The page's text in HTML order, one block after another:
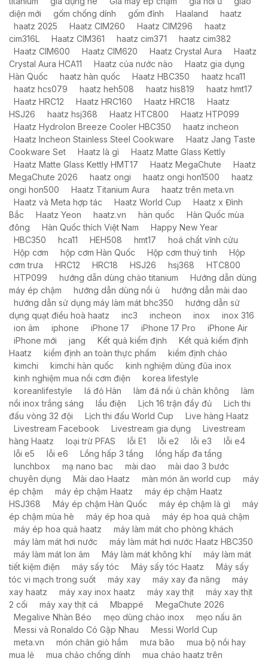
diện mới
gốm chống dính gốm đỉnh Haaland
haatz
haatz 2025
Haatz CIM260 Haatz CIM296
haatz
cim316L
Haatz CIM361 haatz cim371
haatz cim382
Haatz CIM600
Haatz CIM620 Haatz Crystal Aura
Haatz
Crystal Aura HCA11
Haatz của nước nào
Haatz gia dụng
Hàn Quốc
haatz hàn quốc Haatz HBC350
haatz hca11
haatz hcs079
haatz heh508 haatz his819
haatz hmt17
Haatz HRC12
Haatz HRC160 Haatz HRC18
Haatz
HSJ26
haatz hsj368 Haatz HTC800
Haatz HTP099
Haatz HydroIon Breeze Cooler HBC350
haatz incheon
Haatz Incheon Stainless Steel Cookware
Haatz Jang Taste
Cookware Set
Haatz là gì
Haatz Matte Glass Kettly
Haatz Matte Glass Kettly HMT17
Haatz MegaChute
Haatz
MegaChute 2026
haatz ongi haatz ongi hon1500
haatz
ongi hon500
Haatz Titanium Aura
haatz trên meta.vn
Haatz và Meta hợp tác
Haatz World Cup
Haatz x Đình
Bắc
Haatz Yeon haatz.vn hàn quốc
Hàn Quốc mùa
đông
Hàn Quốc thích Việt Nam
Happy New Year
HBC350
hca11 HEH508 hmt17
hoá chất vĩnh cửu
Hộp cơm
hộp cơm Hàn Quốc Hộp cơm thuỷ tinh
Hộp
cơm trưa
HRC12 HRC18 HSJ26 hsj368
HTC800
HTP099
hướng dẫn dùng chảo titanium
Hướng dẫn dùng
máy ép chậm
hướng dẫn dùng nồi ủ
hướng dẫn mài dao
hướng dẫn sử dụng máy làm mát bhc350
hướng dẫn sử
dụng quạt điều hoà haatz
inc3 incheon inox
inox 316
ion âm
iphone iPhone 17 iPhone 17 Pro
iPhone Air
iPhone mới
jang Kết quả kiểm định
Kết quả kiểm định
Haatz
kiểm định an toàn thực phẩm
kiểm định chảo
kimchi
kimchi hàn quốc
kinh nghiệm dùng đũa inox
kinh nghiệm mua nồi cơm điện
korea lifestyle
koreanlifestyle
lá đỏ Hàn làm đá nồi ủ chân không
làm
nồi inox trắng sáng
lẩu điện Lịch 16 trận đầy đủ
Lich thi
đấu vòng 32 đội
Lịch thi đấu World Cup
Live hàng Haatz
Livestream Facebook
Livestream gia dụng
Livestream
hàng Haatz
loại trừ PFAS lỗi E1 lỗi e2 lỗi e3
lỗi e4
lỗi e5
lỗi e6 Lồng hấp 3 tầng
lồng hấp đa tầng
lunchbox
mạ nano bac mài dao
mài dao 3 bước
chuyên dụng
Mài dao Haatz màn món ăn world cup
máy
ép chậm
máy ép chậm Haatz
máy ép chậm Haatz
HSJ368
Máy ép chậm Hàn Quốc máy ép chậm là gì
máy
ép chậm mùa hè
máy ép hoa quả
máy ép hoa quả chậm
máy ép hoa quả haatz
máy làm mát cho phòng khách
máy làm mát hơi nước
máy làm mát hơi nước Haatz HBC350
máy làm mát Ion âm
Máy làm mát không khí
máy làm mát
tiết kiệm điện
máy sấy tóc Máy sấy tóc Haatz
Máy sấy
tóc vi mạch trong suốt
máy xay máy xay đa năng
máy
xay haatz
máy xay inox haatz máy xay thịt
máy xay thịt
2 cối
máy xay thịt cá Mbappé
MegaChute 2026
Megalive Nhàn Béo
mẹo dùng chảo inox
mẹo nấu ăn
Messi và Ronaldo Có Gặp Nhau
Messi World Cup
meta.vn
món chân giò hầm mưa bão
mua bộ nồi hay
mua lẻ
mua chảo chống dính
mua chảo haatz trên